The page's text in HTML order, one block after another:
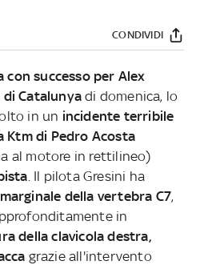
CONDIVIDI
con successo per Alex
di Catalunya di domenica, lo
in un incidente terribile
Ktm di Pedro Acosta
al motore in rettilineo)
. Il pilota Gresini ha
della vertebra C7,
in
della clavicola destra,
grazie all'intervento